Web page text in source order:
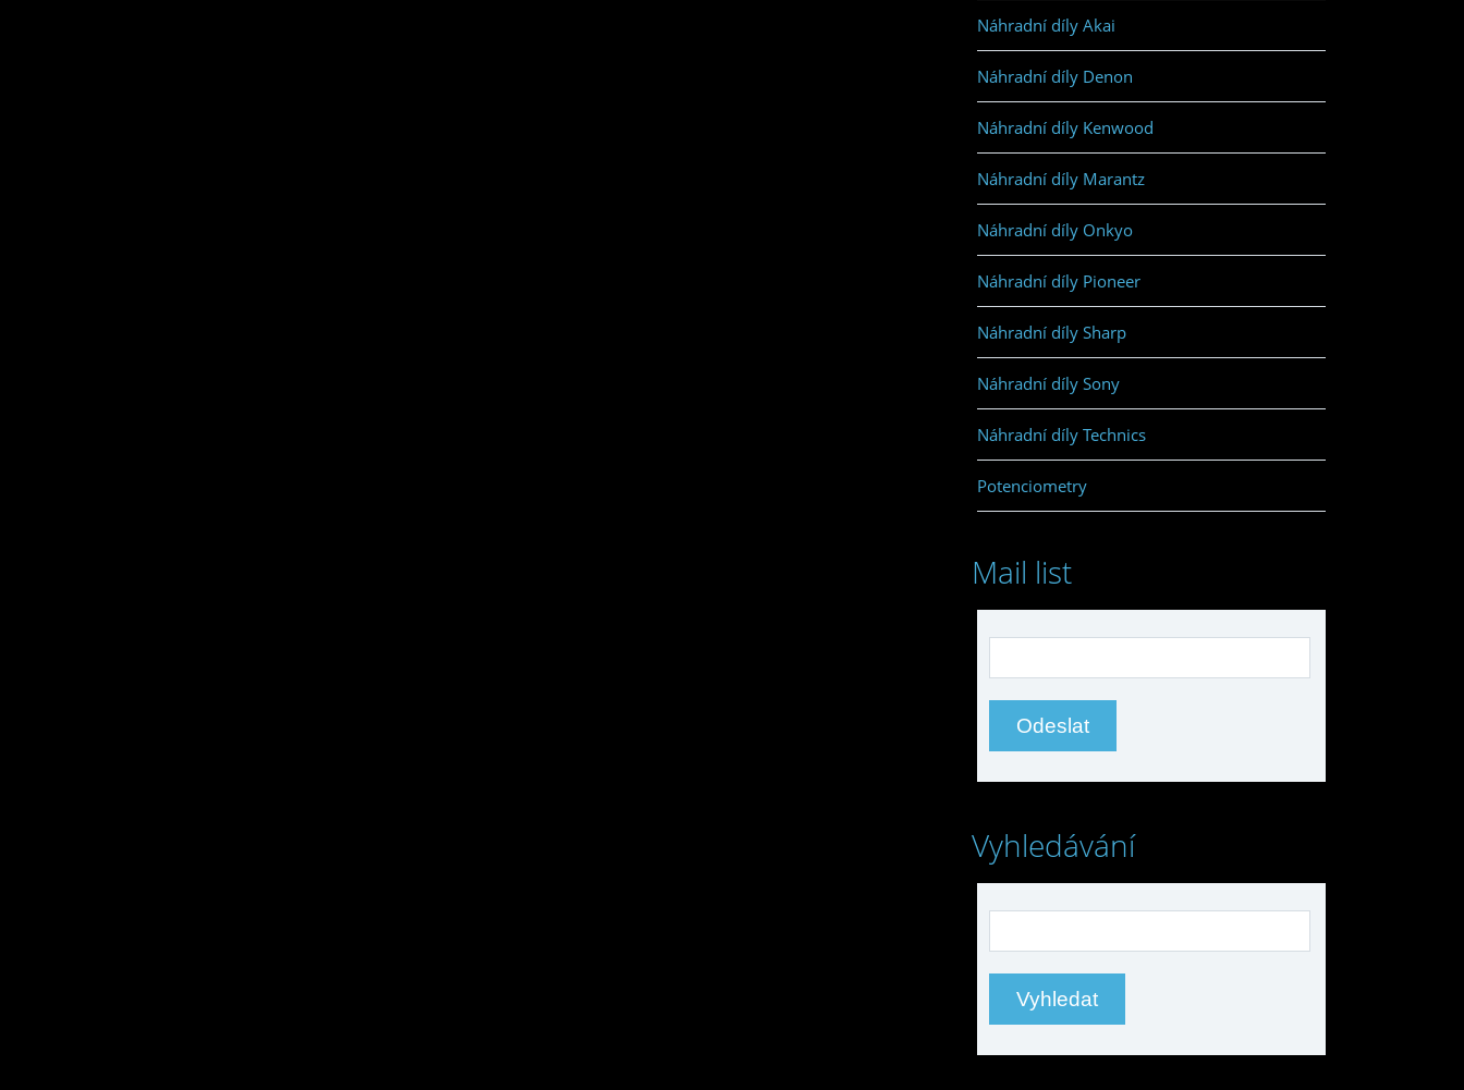
Náhradní díly Akai
Náhradní díly Denon
Náhradní díly Kenwood
Náhradní díly Marantz
Náhradní díly Onkyo
Náhradní díly Pioneer
Náhradní díly Sharp
Náhradní díly Sony
Náhradní díly Technics
Potenciometry
Mail list
Vyhledávání